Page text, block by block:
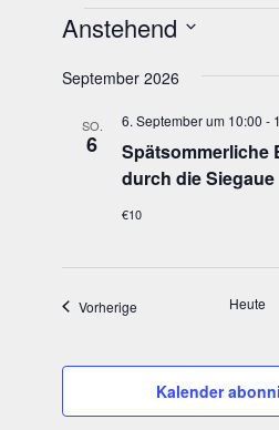
Veranstaltungen
Anstehend
wählen.
September 2026
SO.
6
Spät­som­mer­li­che
durch die Siegaue
6. September um 10:00 -
€10
Vorherige VeranstaltungenHeute
Kalender